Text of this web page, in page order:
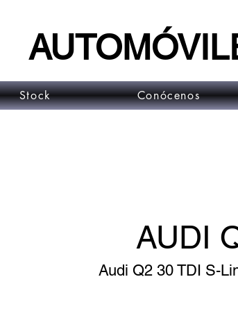
Stock Conócenos
AUDI
Audi Q2 30 TDI S-